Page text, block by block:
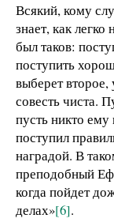
Всякий, кому
знает, как
был таков:
поступить
выберет второе,
совесть чиста.
пусть никто ему
поступил
наградой. В
преподобный
когда пойдет
делах»[6].